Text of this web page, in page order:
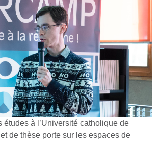
études à l’Université catholique de
de thèse porte sur les espaces de